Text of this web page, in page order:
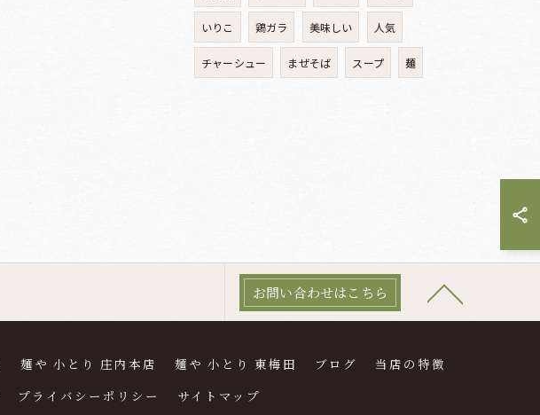
いりこ 鶏ガラ 美味しい 人気
チャーシュー まぜそば スープ 麺
お問い合わせはこちら
麺や 小とり 庄内本店 麺や 小とり 東梅田 ブログ
当店の特徴
プライバシーポリシー サイトマップ